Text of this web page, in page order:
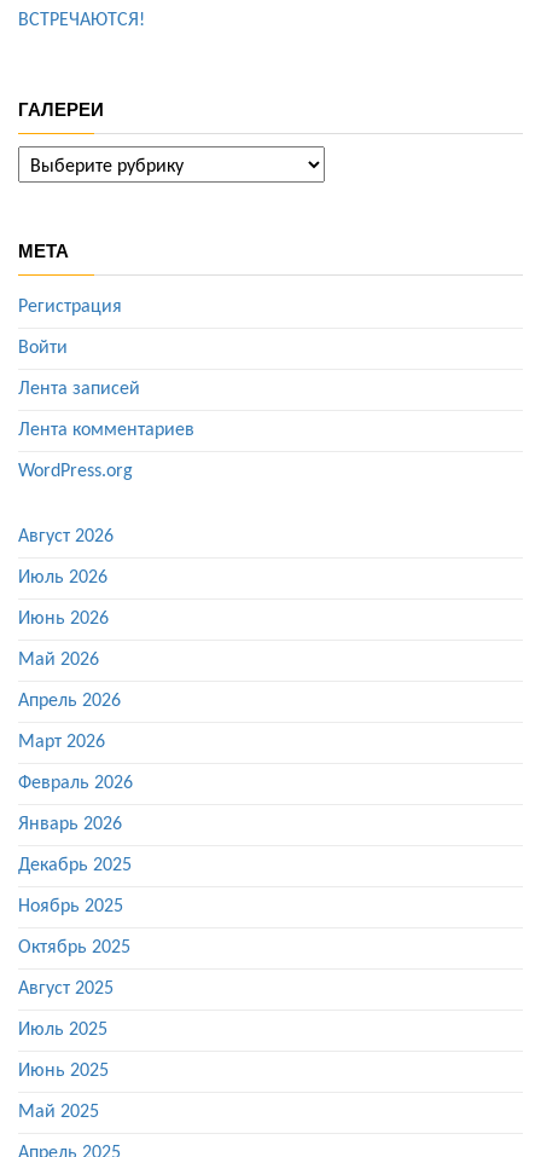
ВСТРЕЧАЮТСЯ!
ГАЛЕРЕИ
ГАЛЕРЕИ
МЕТА
Регистрация
Войти
Лента записей
Лента комментариев
WordPress.org
Август 2026
Июль 2026
Июнь 2026
Май 2026
Апрель 2026
Март 2026
Февраль 2026
Январь 2026
Декабрь 2025
Ноябрь 2025
Октябрь 2025
Август 2025
Июль 2025
Июнь 2025
Май 2025